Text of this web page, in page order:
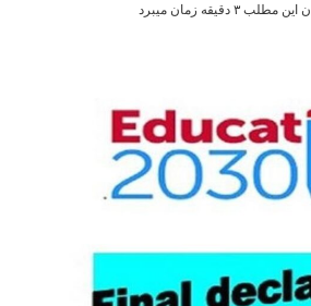
مطلب ۳ دقیقه زمان میبرد